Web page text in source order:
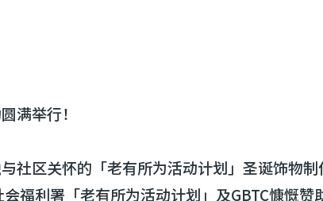
满举行！
社区关怀的「老有所为活动计划」圣诞饰物
福利署「老有所为活动计划」及GBTC慷慨